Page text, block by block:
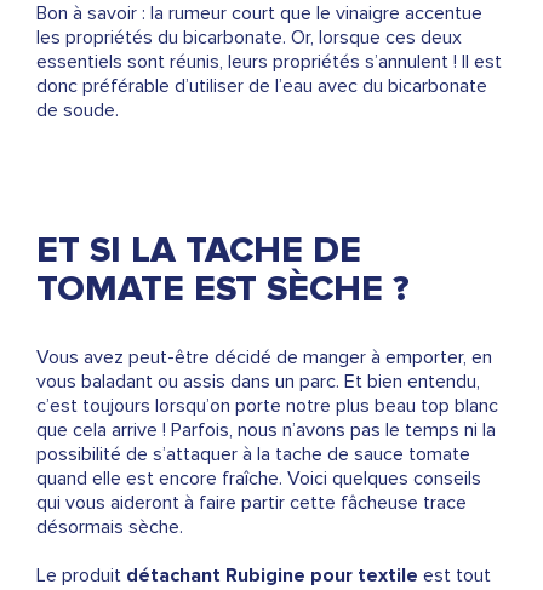
Bon à savoir : la rumeur court que le vinaigre accentue
les propriétés du bicarbonate. Or, lorsque ces deux
essentiels sont réunis, leurs propriétés s’annulent ! Il est
donc préférable d’utiliser de l’eau avec du bicarbonate
de soude.
ET SI LA TACHE DE
TOMATE EST SÈCHE ?
Vous avez peut-être décidé de manger à emporter, en
vous baladant ou assis dans un parc. Et bien entendu,
c’est toujours lorsqu’on porte notre plus beau top blanc
que cela arrive ! Parfois, nous n’avons pas le temps ni la
possibilité de s’attaquer à la tache de sauce tomate
quand elle est encore fraîche. Voici quelques conseils
qui vous aideront à faire partir cette fâcheuse trace
désormais sèche.
Le produit détachant Rubigine pour textile est tout